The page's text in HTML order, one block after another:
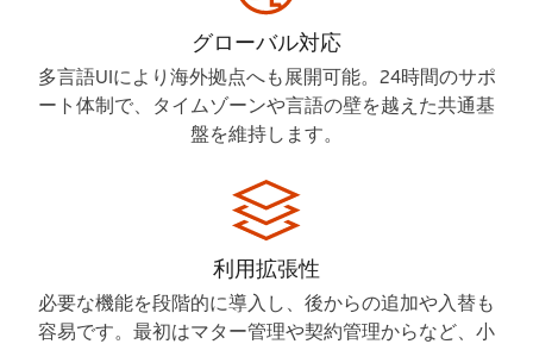
グローバル対応
多言語UIにより海外拠点へも展開可能。24時間のサポ
ート体制で、タイムゾーンや言語の壁を越えた共通基
盤を維持します。
利用拡張性
必要な機能を段階的に導入し、後からの追加や入替も
容易です。最初はマター管理や契約管理からなど、小